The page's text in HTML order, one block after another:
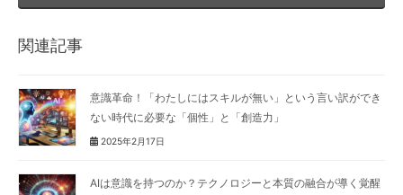
関連記事
意識革命！「わたしにはスキルが無い」という言い訳ができ
ない時代に必要な「個性」と「創造力」
2025年2月17日
AIは意識を持つのか？テクノロジーと本質の融合が導く覚醒